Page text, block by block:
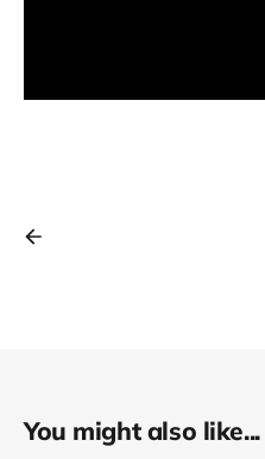
You might also like...